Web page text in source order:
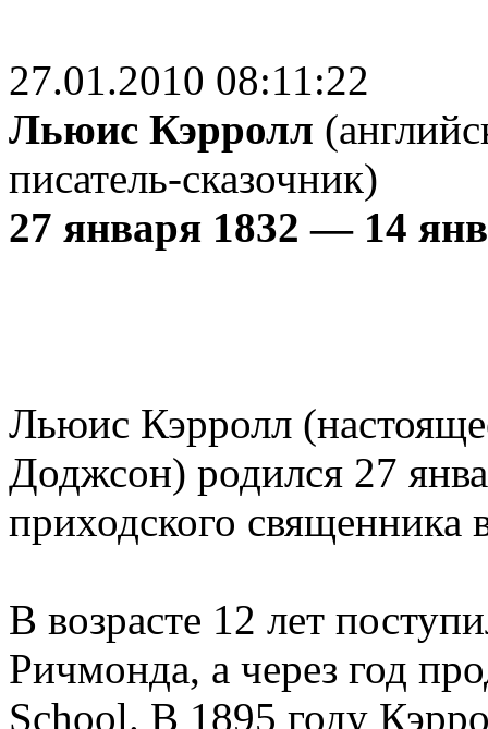
27.01.2010 08:11:22
Льюис Кэрролл
писатель-сказочник)
27 января 1832 — 14
Льюис Кэрролл
Доджсон) родился 27
приходского священника
В возрасте 12 лет
Ричмонда, а через год
School. В 1895 году